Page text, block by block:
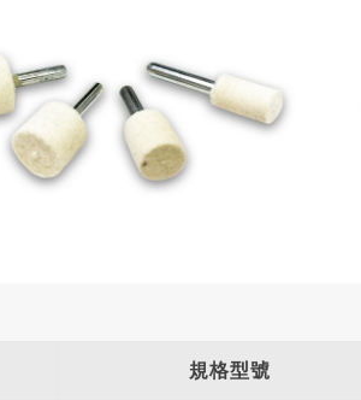
規格型號